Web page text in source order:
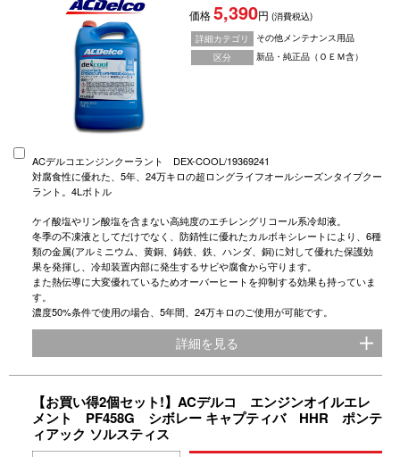
価格5,390円(消費税込)
詳細カテゴリ
その他メンテナンス用品
区分
新品・純正品（ＯＥＭ含）
ACデルコエンジンクーラント DEX-COOL/19369241
対腐食性に優れた、5年、24万キロの超ロングライフオールシーズンタイプクー
ラント。4Lボトル
ケイ酸塩やリン酸塩を含まない高純度のエチレングリコール系冷却液。
冬季の不凍液としてだけでなく、防錆性に優れたカルボキシレートにより、6種
類の金属(アルミニウム、黄銅、鋳鉄、鉄、ハンダ、銅)に対して優れた保護効
果を発揮し、冷却装置内部に発生するサビや腐食から守ります。
また熱伝導に大変優れているためオーバーヒートを抑制する効果も持っていま
す。
濃度50%条件で使用の場合、5年間、24万キロのご使用が可能です。
詳細を見る
【お買い得2個セット!】ACデルコ エンジンオイルエレ
メント PF458G シボレー キャプティバ HHR ポンテ
ィアック ソルスティス